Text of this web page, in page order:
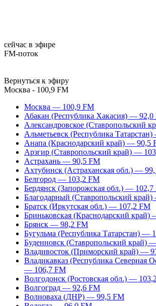
сейчас в эфире
FM-поток
Вернуться к эфиру
Москва - 100,9 FM
Москва — 100,9 FM
Абакан (Республика Хакасия) — 92,0
Александровское (Ставропольский
Альметьевск (Республика
Анапа (Краснодарский край) — 90,5
Арзгир (Ставропольский край) —
Астрахань — 90,5 FM
Ахтубинск (Астраханская обл.) —
Белгород — 103,2 FM
Бердянск (Запорожская обл.) — 102,7
Благодарный (Ставропольский
Братск (Иркутская обл.) — 107,2 FM
Бриньковская (Краснодарский край)
Брянск — 98,2 FM
Бугульма (Республика Татарстан) —
Буденновск (Ставропольский край)
Владивосток (Приморский край) —
Владикавказ (Республика Северная
— 106,7 FM
Волгодонск (Ростовская обл.) —
Волгоград — 92,6 FM
Волноваха (ДНР) — 99,5 FM